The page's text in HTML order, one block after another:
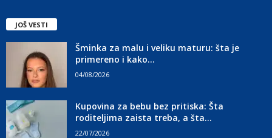
JOŠ VESTI
Šminka za malu i veliku maturu: šta je
primereno i kako...
04/08/2026
Kupovina za bebu bez pritiska: Šta
roditeljima zaista treba, a šta...
22/07/2026